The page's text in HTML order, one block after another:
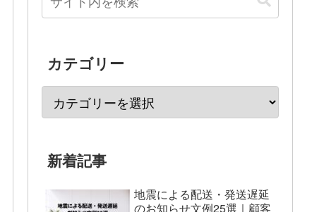
カテゴリー
新着記事
地震による配送・発送遅延
のお知らせ文例25選｜顧客